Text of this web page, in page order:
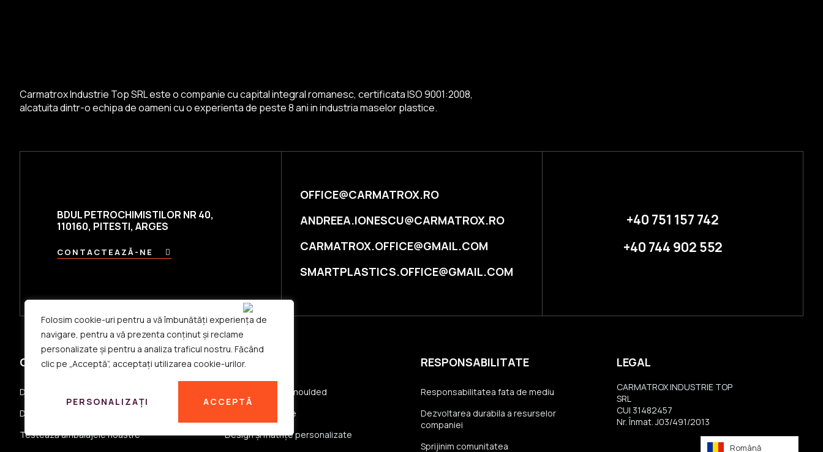
Folosim cookie-uri pentru a vă îmbunătăți experiența de
navigare, pentru a vă prezenta conținut și reclame
personalizate și pentru a analiza traficul nostru. Făcând
clic pe „Acceptă”, acceptați utilizarea cookie-urilor.
PERSONALIZAȚI ACCEPTĂ
Carmatrox Industrie Top SRL este o companie cu capital integral romanesc, certificata ISO 9001:2008,
alcatuita dintr-o echipa de oameni cu o experienta de peste 8 ani in industria maselor plastice.
BDUL PETROCHIMISTILOR NR 40,
110160, PITESTI, ARGES
CONTACTEAZĂ-NE
OFFICE@CARMATROX.RO
ANDREEA.IONESCU@CARMATROX.RO
CARMATROX.OFFICE@GMAIL.COM
SMARTPLASTICS.OFFICE@GMAIL.COM
+40 751 157 742
+40 744 902 552
COMPANIE
Despre noi
Despre firma noastra
Testează ambalajele noastre
PRODUSE
Recipienți blow-moulded
Ambalaje flexibile
Design și matrițe personalizate
RESPONSABILITATE
Responsabilitatea fata de mediu
Dezvoltarea durabila a resurselor
companiei
Sprijinim comunitatea
LEGAL
CARMATROX INDUSTRIE TOP
SRL
CUI 31482457
Nr. Înmat. J03/491/2013
Română